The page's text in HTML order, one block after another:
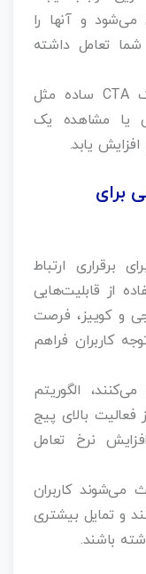
و آنها را
تعامل داشته
همچنین می‌توانید در این پیام، یک CTA ساده مثل
یا مشاهده یک
یابد.
برای
برقراری ارتباط
از قابلیت‌هایی
و کوییز، فرصت
کاربران فراهم
الگوریتم
فعالیت بالای پیج
نرخ تعامل
می‌شوند کاربران
و تمایل بیشتری
باشند.